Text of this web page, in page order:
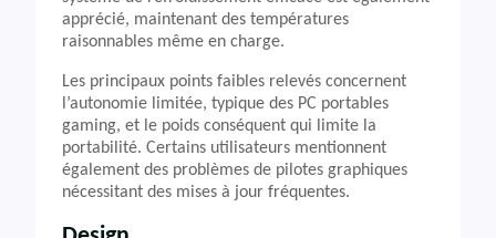
apprécié, maintenant des températures
raisonnables même en charge.
Les principaux points faibles relevés concernent
l’autonomie limitée, typique des PC portables
gaming, et le poids conséquent qui limite la
portabilité. Certains utilisateurs mentionnent
également des problèmes de pilotes graphiques
nécessitant des mises à jour fréquentes.